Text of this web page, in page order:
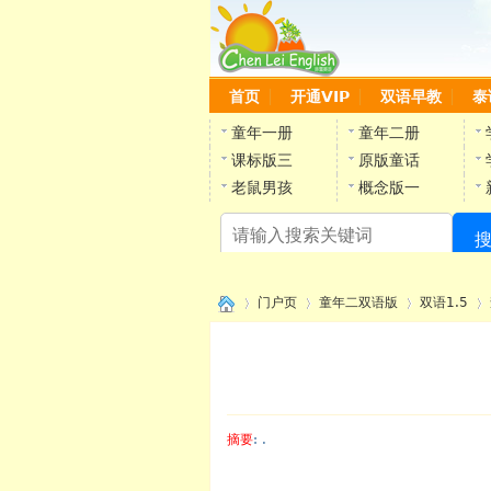
首页 开通VIP 双语早教 泰
童年一册 童年二册
课标版三
原版童话
老鼠男孩
概念版一
门户页 童年二双语版 双语1.5
摘要: .